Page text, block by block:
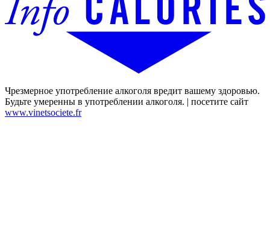
Чрезмерное употребление алкоголя вредит вашему здоровью.
Будьте умеренны в употреблении алкоголя. | посетите сайт
www.vinetsociete.fr